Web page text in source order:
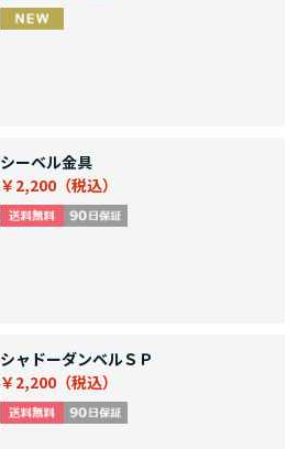
シーベル金具
￥2,200
シャドーダンベルＳＰ
￥2,200